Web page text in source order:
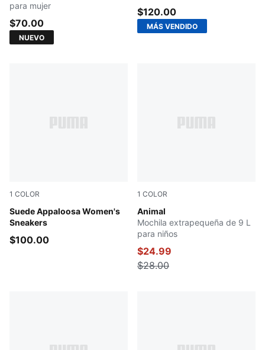
para mujer
$70.00
NUEVO
$120.00
MÁS VENDIDO
1 COLOR
Suede Appaloosa Women's
Sneakers
Vapor Gray-Toasted Almond
$100.00
1 COLOR
Animal
Sand Dune-Animal AOP
Mochila extrapequeña de 9 L
para niños
$24.99
$28.00